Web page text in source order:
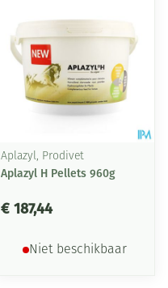
Aplazyl, Prodivet
Aplazyl H Pellets 960g
€ 187,44
Niet beschikbaar